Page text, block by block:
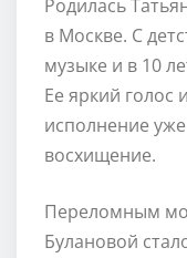
Родилась
в Москве. С
музыке и в 10
Ее яркий голос
исполнение
восхищение.
Переломным
Булановой